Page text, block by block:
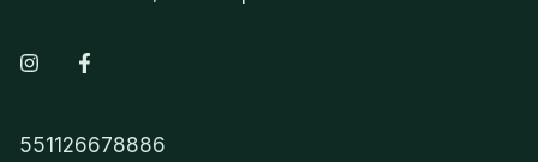
551126678886